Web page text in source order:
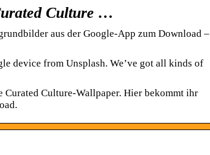
Culture …
aus der Google-App zum Download –
device from Unsplash. We’ve got all kinds of
Curated Culture-Wallpaper. Hier bekommt ihr